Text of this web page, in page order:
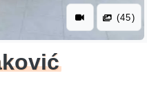
(45)